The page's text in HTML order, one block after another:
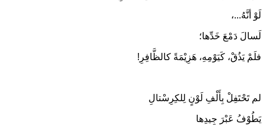
لَوْ أنَّهُ...،
لَسالَ دَمْعَ خَدِّها؛
فلَمْ يَذُقْ، كَيَوْمِهِ، هَزِيْمَةً كالظَّافِرِ!
لم تَحْتَفِلْ بِأَلْفِ لَوْنٍ لِلكِرِسْتالِ
يَطُوْفُ عَبْرَ جِيدِها